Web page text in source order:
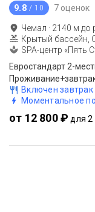
9.8 / 10 7 оценок
Чемал · 2140 м до
Крытый бассейн,
SPA-центр «Пять
Евростандарт 2-
Включен завтрак
Моментальное
от 12 800 ₽ для 2